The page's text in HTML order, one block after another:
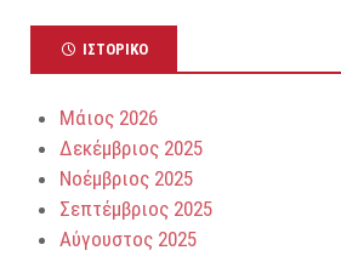
ΙΣΤΟΡΙΚΌ
Μάιος 2026
Δεκέμβριος 2025
Νοέμβριος 2025
Σεπτέμβριος 2025
Αύγουστος 2025